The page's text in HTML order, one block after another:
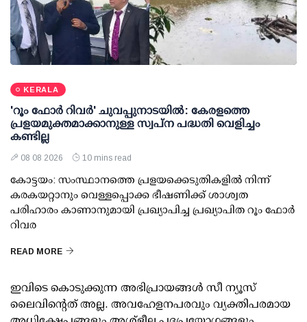
KERALA
'റൂം ഫോര്‍ റിവര്‍' ചുവപ്പുനാടയില്‍: കേരളത്തെ
പ്രളയമുക്തമാക്കാനുള്ള സ്വപ്ന പദ്ധതി വെളിച്ചം
കണ്ടില്ല
08 08 2026 10 mins read
കോട്ടയം: സംസ്ഥാനത്തെ പ്രളയക്കെടുതികളില്‍ നിന്ന്
കരകയറ്റാനും വെള്ളപ്പൊക്ക ഭീഷണിക്ക് ശാശ്വത
പരിഹാരം കാണാനുമായി പ്രഖ്യാപിച്ച പ്രഖ്യാപിത റൂം ഫോര്‍
റിവര
READ MORE
ഇവിടെ കൊടുക്കുന്ന അഭിപ്രായങ്ങള്‍ സീ ന്യൂസ്
ലൈവിന്റെത് അല്ല. അവഹേളനപരവും വ്യക്തിപരമായ